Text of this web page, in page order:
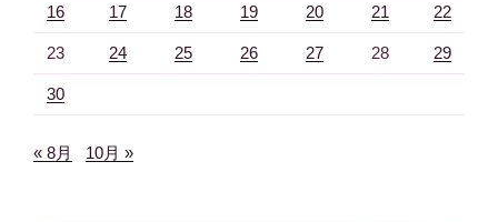
16 17 18 19 20 21 22
23 24 25 26 27 28 29
30
« 8月 10月 »